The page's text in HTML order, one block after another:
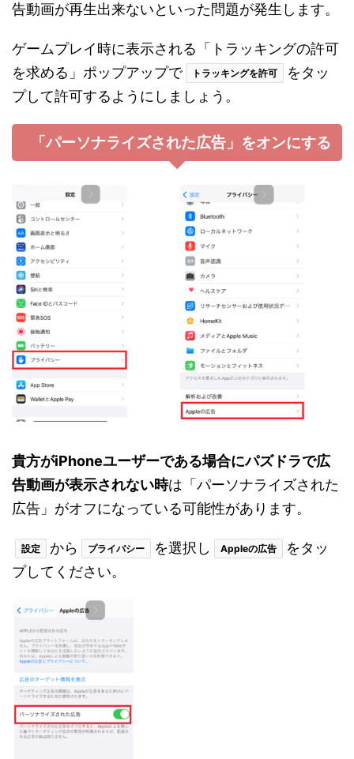
告動画が再生出来ないといった問題が発生します。
ゲームプレイ時に表示される「トラッキングの許可
を求める」ポップアップで
トラッキングを許可
をタッ
プして許可するようにしましょう。
「パーソナライズされた広告」をオンにする
貴方がiPhoneユーザーである場合にパズドラで広
告動画が表示されない時は「パーソナライズされた
広告」がオフになっている可能性があります。
設定 から プライバシー を選択し Appleの広告
をタッ
プしてください。